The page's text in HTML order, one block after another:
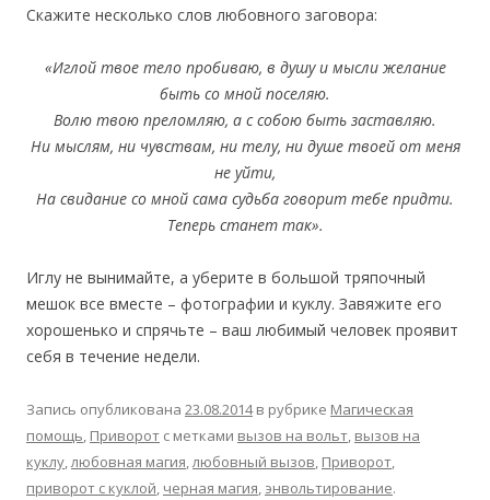
Скажите несколько слов любовного заговора:
«Иглой твое тело пробиваю, в душу и мысли желание
быть со мной поселяю.
Волю твою преломляю, а с собою быть заставляю.
Ни мыслям, ни чувствам, ни телу, ни душе твоей от меня
не уйти,
На свидание со мной сама судьба говорит тебе придти.
Теперь станет так».
Иглу не вынимайте, а уберите в большой тряпочный
мешок все вместе – фотографии и куклу. Завяжите его
хорошенько и спрячьте – ваш любимый человек проявит
себя в течение недели.
Запись опубликована 23.08.2014в рубрике Магическая
помощь, Приворот с метками вызов на вольт, вызов на
куклу,любовная магия,любовный вызов, Приворот,
приворот с куклой, черная магия, энвольтирование.